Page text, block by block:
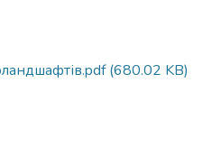
(680.02 KB)